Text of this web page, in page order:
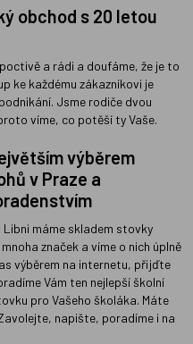
obchod s 20 letou
a rádi a doufáme, že je to
ke každému zákazníkovi je
Jsme rodiče dvou
víme, co potěší ty Vaše.
výběrem
v Praze a
Libni máme skladem stovky
značek a víme o nich úplně
výběrem na internetu, přijďte
Vám ten nejlepší školní
pro Vašeho školáka. Máte
napište, poradíme i na